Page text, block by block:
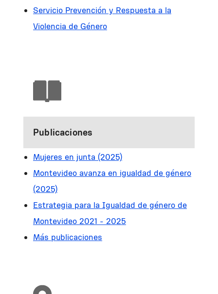
Servicio Prevención y Respuesta a la
Violencia de Género
Publicaciones
Mujeres en junta (2025)
Montevideo avanza en igualdad de género
(2025)
Estrategia para la Igualdad de género de
Montevideo 2021 - 2025
Más publicaciones